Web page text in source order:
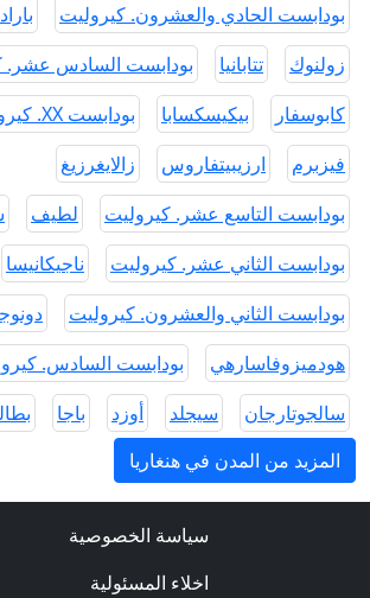
بودابست الحادي والعشرون. كيروليت
زولنوك
تتابانيا
بودابست السادس عشر.
كابوسفار
بيكيسكسابا بودابست XX. كيروليت
فيزبرم
ارزيبيتفاروس
زالايغرزيغ
بودابست التاسع عشر. كيروليت
لطيف
بودابست الثاني عشر. كيروليت
ناجيكانيسا
بودابست الثاني والعشرون. كيروليت
هودميزوفاسارهي
بودابست السادس.
سالجوتارجان
سيجلد أوزد باجا
المزيد من المدن في هنغاريا
سياسة الخصوصية
اخلاء المسئولية